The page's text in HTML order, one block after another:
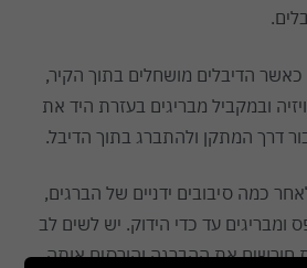
כאשר הדיבלים מושחלים בתוך הקיר,
ובמקביל מבריגים בעזרת היד את
דרך המתקן ולהתברג בתוך הדיבל.
כמה סיבובים ידניים של הברגים,
ומבריגים עד כדי הידוק. יש לשים לב
חורשים את ההברגה והורסים אותה.